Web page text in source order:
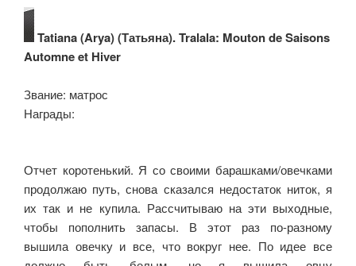
Tatiana (Arya) (Татьяна). Tralala: Mouton de Saisons
Automne et Hiver
Звание: матрос
Награды:
Отчет коротенький. Я со своими барашками/овечками
продолжаю путь, снова сказался недостаток ниток, я
их так и не купила. Рассчитываю на эти выходные,
чтобы пополнить запасы. В этот раз по-разному
вышила овечку и все, что вокруг нее. По идее все